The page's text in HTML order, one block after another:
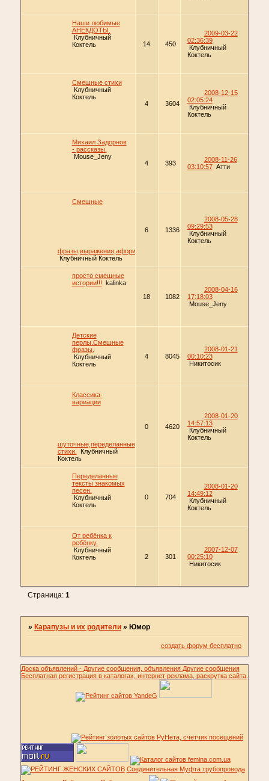
Наши любимые
АНЕКДОТЫ.
Клубничный
Коктель
14 450
2009-03-22
02:36:39
Клубничный
Коктель
Смешные стихи
Клубничный
Коктель
4
3604
2008-12-15
02:05:24
Клубничный
Коктель
Михаил Задорнов
- рассказы.
Mouse_Jeny
4
393
2008-11-26
03:10:57 Атти
Смешные
фразы,выражения,афоризмы.
Клубничный Коктель
6 1336
2008-05-28
09:29:53
Клубничный
Коктель
просто смешные
истории!!! kalinka
18
1082
2008-04-16
17:18:03
Mouse_Jeny
Детские
перлы.Смешные
фразы.
Клубничный
Коктель
4 8045
2008-01-21
00:10:23
Никитосик
Классика-
вариации
шуточные,переделанные
стихи.
Клубничный
Коктель
0 4620
2008-01-20
14:57:13
Клубничный
Коктель
Переделанные
тексты знакомых
песен.
Клубничный
Коктель
0 704
2008-01-20
14:49:12
Клубничный
Коктель
От ребёнка к
ребёнку.
Клубничный
Коктель
2 301
2007-12-07
00:25:10
Никитосик
Страница: 1
» Карапузы и их родители » Юмор
создать форум бесплатно
Доска объявлений - Другие сообщения, объявления Другие сообщения
Бесплатная регистрация в каталогах, интернет реклама, раскрутка сайта.
Соединительная Муфта трубопровода